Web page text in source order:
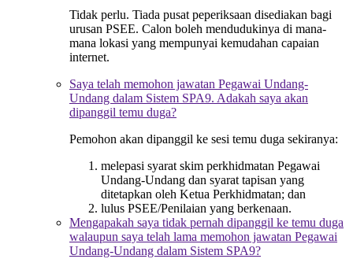
Tidak perlu. Tiada pusat peperiksaan disediakan bagi
urusan PSEE. Calon boleh mendudukinya di mana-
mana lokasi yang mempunyai kemudahan capaian
internet.
Saya telah memohon jawatan Pegawai Undang-
Undang dalam Sistem SPA9. Adakah saya akan
dipanggil temu duga?
Pemohon akan dipanggil ke sesi temu duga sekiranya:
melepasi syarat skim perkhidmatan Pegawai
Undang-Undang dan syarat tapisan yang
ditetapkan oleh Ketua Perkhidmatan; dan
lulus PSEE/Penilaian yang berkenaan.
Mengapakah saya tidak pernah dipanggil ke temu duga
walaupun saya telah lama memohon jawatan Pegawai
Undang-Undang dalam Sistem SPA9?